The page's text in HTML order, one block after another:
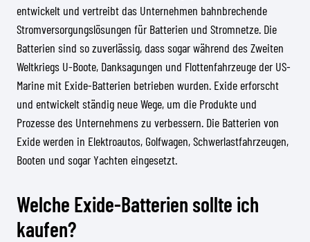
entwickelt und vertreibt das Unternehmen bahnbrechende
Stromversorgungslösungen für Batterien und Stromnetze. Die
Batterien sind so zuverlässig, dass sogar während des Zweiten
Weltkriegs U-Boote, Danksagungen und Flottenfahrzeuge der US-
Marine mit Exide-Batterien betrieben wurden. Exide erforscht
und entwickelt ständig neue Wege, um die Produkte und
Prozesse des Unternehmens zu verbessern. Die Batterien von
Exide werden in Elektroautos, Golfwagen, Schwerlastfahrzeugen,
Booten und sogar Yachten eingesetzt.
Welche Exide-Batterien sollte ich
kaufen?